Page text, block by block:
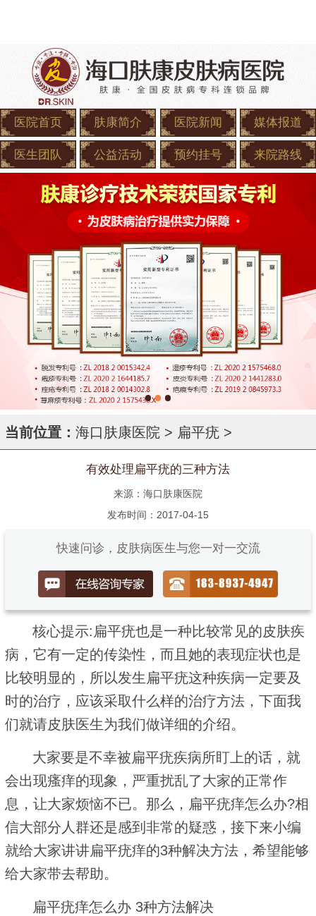
医院首页 肤康简介 医院新闻 媒体报道
医生团队 公益活动 预约挂号 来院路线
当前位置： 海口肤康医院 > 扁平疣 >
有效处理扁平疣的三种方法
来源：海口肤康医院
发布时间：2017-04-15
快速问诊，皮肤病医生与您一对一交流
核心提示:扁平疣也是一种比较常见的皮肤疾
病，它有一定的传染性，而且她的表现症状也是
比较明显的，所以发生扁平疣这种疾病一定要及
时的治疗，应该采取什么样的治疗方法，下面我
们就请皮肤医生为我们做详细的介绍。
大家要是不幸被扁平疣疾病所盯上的话，就
会出现瘙痒的现象，严重扰乱了大家的正常作
息，让大家烦恼不已。那么，扁平疣痒怎么办?相
信大部分人群还是感到非常的疑惑，接下来小编
就给大家讲讲扁平疣痒的3种解决方法，希望能够
给大家带去帮助。
扁平疣痒怎么办 3种方法解决